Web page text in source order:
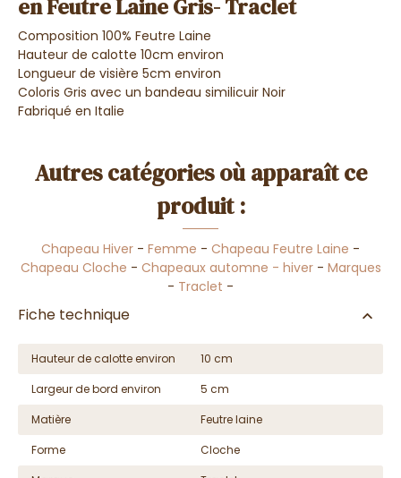
en Feutre Laine Gris- Traclet
Composition 100% Feutre Laine
Hauteur de calotte 10cm environ
Longueur de visière 5cm environ
Coloris Gris avec un bandeau similicuir Noir
Fabriqué en Italie
Autres catégories où apparaît ce
produit :
Chapeau Hiver - Femme - Chapeau Feutre Laine -
Chapeau Cloche - Chapeaux automne - hiver- Marques
- Traclet -
Fiche technique
Hauteur de calotte environ
10 cm
Largeur de bord environ
5 cm
Matière
Feutre laine
Forme
Cloche